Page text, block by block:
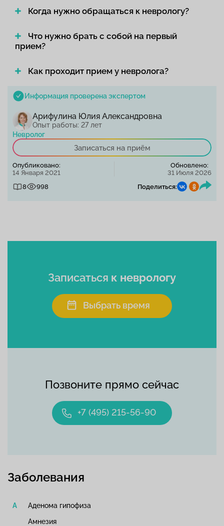
Когда нужно обращаться к неврологу?
Что нужно брать с собой на первый
прием?
Как проходит прием у невролога?
Информация проверена экспертом
Арифулина Юлия Александровна
Опыт работы: 27 лет
Невролог
Записаться на приём
Опубликовано:
14 Января 2021
Обновлено:
31 Июля 2026
8
998 Поделиться:
Позвоните прямо сейчас
+7 (495) 215-56-90
Записаться к неврологу
Выбрать время
Заболевания
Аденома гипофиза
Амнезия